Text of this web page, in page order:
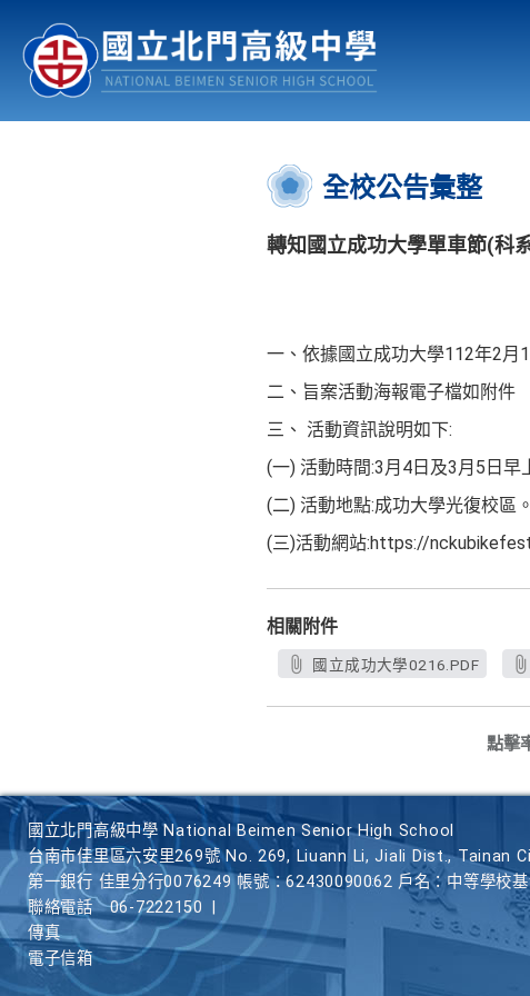
認識北中 行事曆
:::
全校公告彙整
轉知國立成功大學單車節(科
一、依據國立成功大學112年2月
二、旨案活動海報電子檔如附件
三、 活動資訊說明如下:
(一) 活動時間:3月4日及3月5日早
(二) 活動地點:成功大學光復校區。
(三)活動網站:https://
相關附件
國立成功大學0216.PDF
點擊
國立北門高級中學 National Beimen Senior High School
台南市佳里區六安里269號 No. 269, Liuann Li, Jiali Dist., Tainan
第一銀行 佳里分行0076249 帳號：62430090062 戶名：中等學校
聯絡電話
06-7222150
傳真
電子信箱